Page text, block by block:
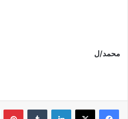
محمد/ل
لينكدإن